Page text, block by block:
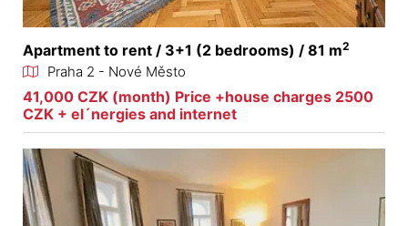
Apartment to rent / 3+1 (2 bedrooms) / 81 m2
Praha 2 - Nové Město
41,000 CZK (month) Price +house charges 2500
CZK + el´nergies and internet